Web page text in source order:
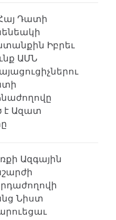
Դատի
Իբրեւ
ԱՄՆ
է Ազատ
Ազգային
Նիստ